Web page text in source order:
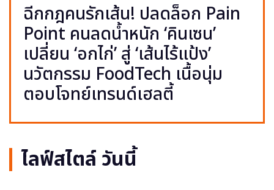
ฉีกกฎคนรักเส้น! ปลดล็อก Pain
Point คนลดน้ำหนัก ‘คินเซน’
เปลี่ยน ‘อกไก่’ สู่ ‘เส้นไร้แป้ง’
นวัตกรรม FoodTech เนื้อนุ่ม
ตอบโจทย์เทรนด์เฮลตี้
ไลฟ์สไตล์ วันนี้